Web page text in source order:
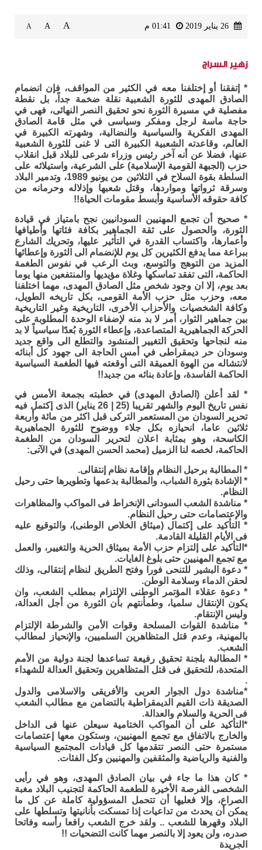
A
A
A
زهير السراج
* إتفقنا أو إختلفنا معه في الكثير من المواقف، فإن انضمام
الصادق المهدى للثورة الشعبية نقلة ضخمة جداً، بل نقطة
مفصلية في مسيرة الثورة نحو تحقيق النصر النهائى، فهى في
حاجة ماسة لرجل ومفكر وسياسى في مثل قامة الصادق
المهدى الفكرية والسياسية والنضالية، وشهرته الكبيرة في
العالم، وقاعدته الشعبية الكبيرة التى لا غنى للثورة الشعبية
عنها، فضلا عن أنه آخر رئيس وزراء شرعى للبلاد قبل انقلاب
حزب (الجبهة القومية الإسلامية) على الشرعية، واستيلائه على
السلطة بقوة السلاح في الثلاثين من يونيو 1989، وتدمير البلاد
وسرقة ثرواتها ومواردها، وقتل شعبها وإذلاله وحرمانه من
كافة حقوقه الأساسية وأبسط مقومات الحياة!!
* صحيح أن تجمع المهنيين السودانيين نجح بامتياز في قيادة
الثورة، والحصول على ثقة الجماهير بكافة فئاتها وأطيافها
وأعمارها، واكتساب القدرة في التأثير عليها، وتحريك الشارع
ببراعة مما يدفع الكثيرين كل يوم للإنضمام الى الثورة وإعطائها
المزيد من التوهج والتوسع، وبث الرعب في نفوس الطغمة
الحاكمة، التى تفقد تماسكها وغلاة مؤيديها والمنتفعين منها يوما
بعد يوم، إلا ان وجود شخص مثل الصادق المهدى، مهما اختلفنا
معه، وحزب مثل حزب الأمة القومى، بكل تاريخه الطويل،
وكافة الشخصيات والأحزاب الأخرى، التاريخية وغير التاريخية
بين جماهير الثوار، أمر لا بد منه لإضفاء الوحدة المطلوبة على
الحركة الجماهيرية المتصاعدة، وإعطاء الثورة بُعدًا سياسياً لا بد
منه لنجاحها وتحقيق التغيير المنشود والتطلع الى واقع جديد
وسودان حر ديمقراطى في أمس الحاجة الى جهود كل أبنائه
لانتشاله من الهوة العميقة التى أوقعته فيها الطغمة السياسية
الحاكمة الفاسدة، وإعادة بنائه من جديد!!
* لقد أعلن (الصادق المهدى) في خطبته بجمعة الأمس في
نفس تاريخ اليوم والشهر تقريبا (25 | 26 يناير) الذى إكتمل فيه
تحرير السودان من المستعمر التركى قبل اكثر من مائة وأربعة
ثلاثين عاما، انحيازه بكل جلاء ووضوح للثورة الجماهيرية
الكاسحة، وهو بمثابة اعلان لتحرير السودان من الطغمة
الحاكمة، لخصه لنا الزميل (محمد الحسن المهدى) في الآتى:
* المطالبة برحيل النظام وإقامة نظام إنتقالى.
* الإشادة بثورة الشباب، والمطالبة بدعمها وتطويرها حتى رحيل
النظام.
* مناشدة الشعب السودانى الإنخراط فى المواكب والمظاهرات
والإعتصامات حتى رحيل النظام.
* التأكيد على إكتمال (ميثاق الخلاص الوطنى)، والتوقيع عليه
فى الأيام القليلة القادمة.
*التأكيد على إلتزام حزب الأمة بميثاق الحرية والتغيير، والعمل
مع تجمع المهنيين حتى بلوغ الغايات.
* دعوة البشير للتنحى فورا وفتح الطريق لنظام إنتقالى، وذلك
لحقن الدماء وسلامة الوطن.
* دعوة عقلاء المؤتمر الوطنى الإلتزام بمطلب الشعب، وان
يكون الإنتقال سلميا، وطمأنتهم بأن الثورة من أجل العدالة،
وليس الإنتقام.
* مناشدة القوات المسلحة وقوات الأمن والشرطة الإلتزام
بالمهنية، وعدم قتل المتظاهرين السلميين، والإنحياز لمطالب
الشعب.
* المطالبة بلجنة تحقيق رفيعة تساعدها لجنة دولية من الأمم
المتحدة، للتحقيق فى قتل المتظاهرين وتحقيق العدالة للشهداء
.
*مناشدة دول الجوار العربى والأفريقى والاسلامى والدول
الصديقة ذات القيم الديمقراطية بالتضامن مع مطالب الشعب
فى الحرية والسلام والعدالة.
*التأكيد على أن المواكب الختامية سيعلن عنها فى الداخل
والخارج بالاتفاق مع تجمع المهنيين، وستكون معها إعتصامات
مستمرة حتى النصر تتقدمها كل قيادات المجتمع السياسية
والفنية والرياضية والمثقفين والمهنيين وكل الفئات.
* كان هذا ما جاء في بيان الصادق المهدى، وهو في رأيى
الشخصى الفرصة الأخيرة للطغمة الحاكمة لتجنيب البلاد مغبة
الصراع، وإلا فعليها أن تتحمل المسؤولية كاملة عن كل ما
يمكن أن يحدث من تداعيات إذا تمسكت بأنانيتها وتسلطها على
البلاد وقهرها للشعب .. ولقد خرج الشعب رافعا رأسه وفاتحا
صدره، ولن يعود إلا بالنصر مهما كانت التضحيات !!
الجريدة